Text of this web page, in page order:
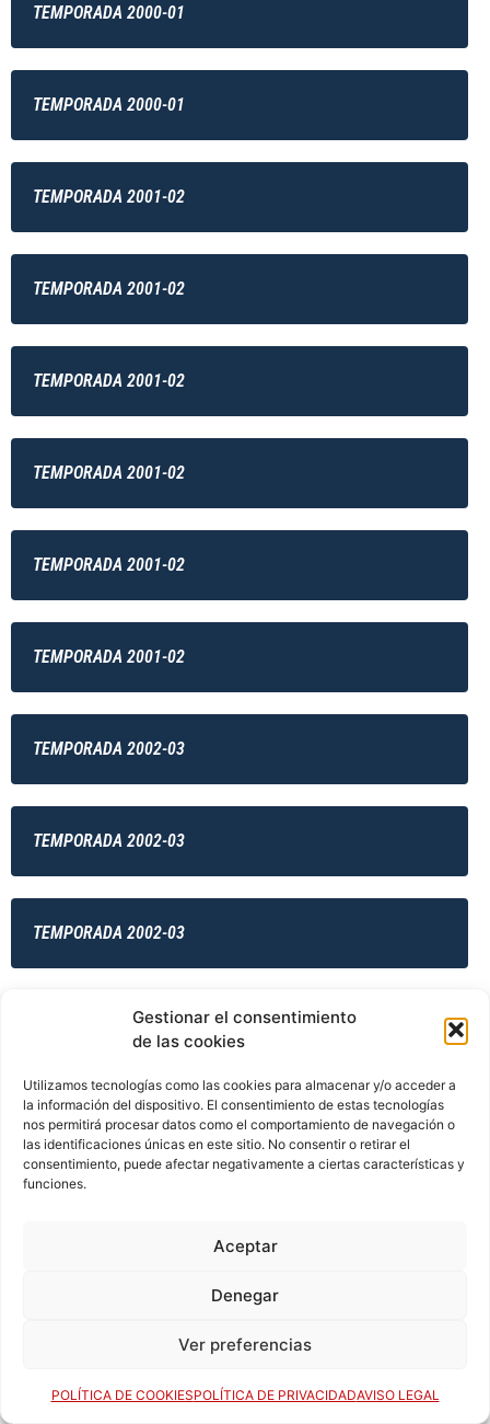
Gestionar el consentimiento
de las cookies
Utilizamos tecnologías como las cookies para almacenar y/o acceder a
la información del dispositivo. El consentimiento de estas tecnologías
nos permitirá procesar datos como el comportamiento de navegación o
las identificaciones únicas en este sitio. No consentir o retirar el
consentimiento, puede afectar negativamente a ciertas características y
funciones.
Aceptar
Denegar
Ver preferencias
POLÍTICA DE COOKIESPOLÍTICA DE PRIVACIDADAVISO LEGAL
TEMPORADA 2000-01
TEMPORADA 2000-01
TEMPORADA 2001-02
TEMPORADA 2001-02
TEMPORADA 2001-02
TEMPORADA 2001-02
TEMPORADA 2001-02
TEMPORADA 2001-02
TEMPORADA 2002-03
TEMPORADA 2002-03
TEMPORADA 2002-03
TEMPORADA 2002-03
TEMPORADA 2003-04
TEMPORADA 2003-04